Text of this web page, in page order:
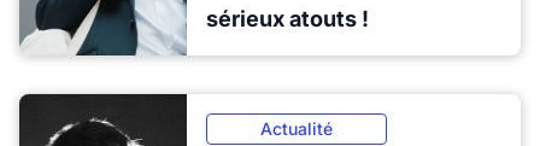
sérieux atouts !
Actualité